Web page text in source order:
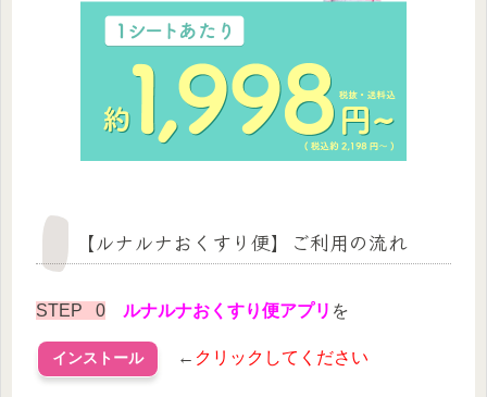
【ルナルナおくすり便】ご利用の流れ
STEP 0 ルナルナおくすり便アプリ を
インストール ← クリックしてください